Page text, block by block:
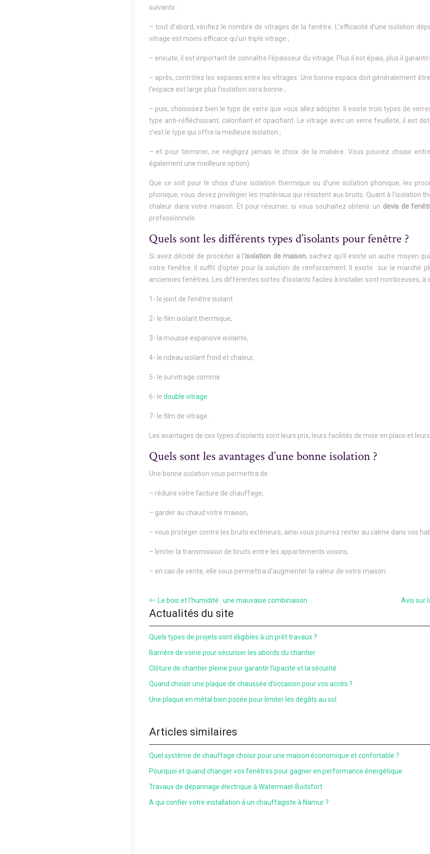
suivants :
– tout d’abord, vérifiez le nombre de vitrages de la fenêtre. L’efficacité d’une isolation
vitrage est moins efficace qu’un triple vitrage ;
– ensuite, il est important de connaître l’épaisseur du vitrage. Plus il est épais, plus il
– après, contrôlez les espaces entre les vitrages. Une bonne espace doit généralement
l’espace est large plus l’isolation sera bonne ;
– puis, choisissez bien le type de verre que vous allez adopter. Il existe trois types de
type anti-réfléchissant, calorifiant et opacifiant. Le vitrage avec un verre feuilleté, il est
c’est le type qui offre la meilleure isolation ;
– et pour terminer, ne négligez jamais le choix de la matière. Vous pouvez choisir
également une meilleure option).
Que ce soit pour le choix d’une isolation thermique ou d’une isolation phonique, les
phonique, vous devez privilégier les matériaux qui résistent aux bruits. Quant à l’isolation
chaleur dans votre maison. Et pour résumer, si vous souhaitez obtenir un devis de
professionnels.
Quels sont les différents types d’isolants pour fenêtre ?
Si avez décidé de procéder à l’isolation de maison, sachez qu’il existe un autre moyen
votre fenêtre. Il suffit d’opter pour la solution de renforcement. Il existe sur le marché
anciennes fenêtres. Les différentes sortes d’isolants faciles à installer sont nombreuses, à
1- le joint de fenêtre isolant
2- le film isolant thermique,
3- la mousse expansive isolante,
4- le rideau isolant froid et chaleur,
5- le survitrage comme
6- le double vitrage
7- le film de vitrage.
Les avantages de ces types d’isolants sont leurs prix, leurs facilités de mise en place et
Quels sont les avantages d’une bonne isolation ?
Une bonne isolation vous permettra de :
– réduire votre facture de chauffage,
– garder au chaud votre maison,
– vous protéger contre les bruits extérieurs, ainsi vous pourrez rester au calme dans vos
– limiter la transmission de bruits entre les appartements voisins,
– en cas de vente, elle vous permettra d’augmenter la valeur de votre maison.
Le bois et l’humidité : une mauvaise combinaison Avis sur
Actualités du site
Quels types de projets sont éligibles à un prêt travaux ?
Barrière de voirie pour sécuriser les abords du chantier
Clôture de chantier pleine pour garantir l’opacité et la sécurité
Quand choisir une plaque de chaussée d’occasion pour vos accès ?
Une plaque en métal bien posée pour limiter les dégâts au sol
Articles similaires
Quel système de chauffage choisir pour une maison économique et confortable ?
Pourquoi et quand changer vos fenêtres pour gagner en performance énergétique
Travaux de dépannage électrique à Watermael-Boitsfort
A qui confier votre installation à un chauffagiste à Namur ?